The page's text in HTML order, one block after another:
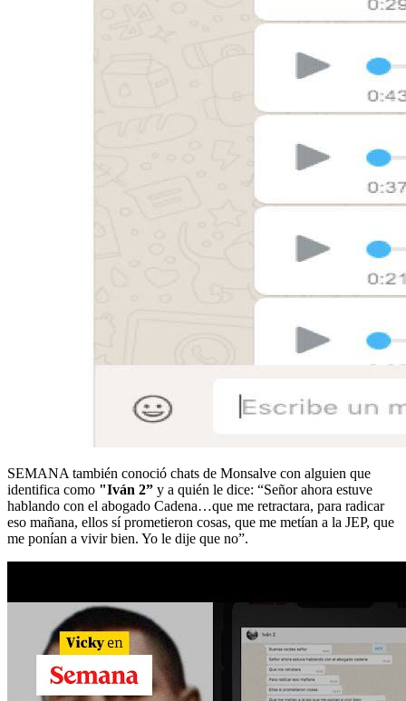
SEMANA también conoció chats de Monsalve con alguien que
identifica como "Iván 2” y a quién le dice: “Señor ahora estuve
hablando con el abogado Cadena…que me retractara, para radicar
eso mañana, ellos sí prometieron cosas, que me metían a la JEP, que
me ponían a vivir bien. Yo le dije que no”.